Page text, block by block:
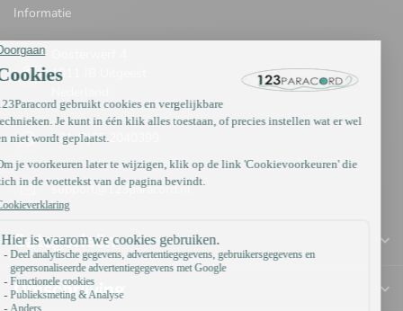
Informatie
1911 JB Uitgeest
+31 (0)75 2040399
support@123paracord.nl
Categorieën
Omschrijving